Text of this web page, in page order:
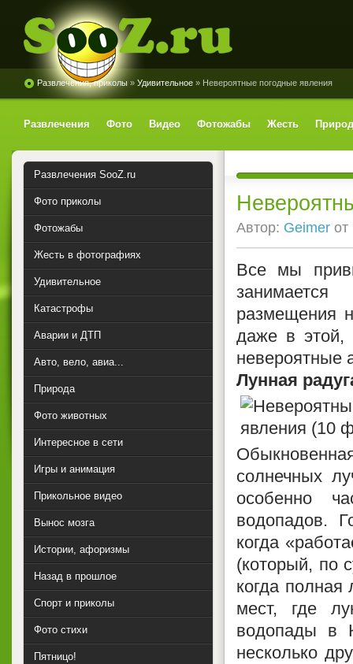
Развлечения, приколы » Удивительное » Невероятные погодные явления
Развлечения Фото Видео Фотожабы Жесть
Автор: Geimer от
Все мы
размещения
даже в этой,
невероятные
Лунная
солнечных
особенно
водопадов.
когда
(который, по
когда полная
мест, где
водопады в
несколько
Развлечения SooZ.ru
Фото приколы
Фотожабы
Жесть в фотографиях
Удивительное
Катастрофы
Аварии и ДТП
Авто, вело, авиа...
Природа
Фото животных
Интересное в сети
Игры и анимация
Прикольное видео
Вынос мозга
Истории, афоризмы
Назад в прошлое
Спорт и приколы
Фото стихи
Пятницо!